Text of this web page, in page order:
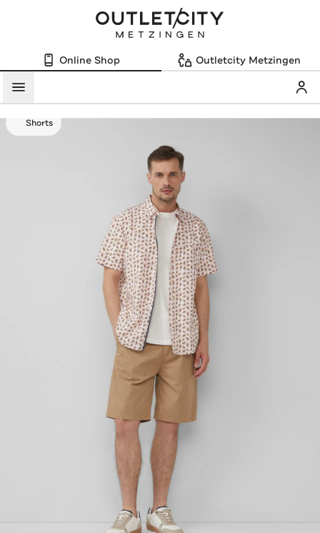
Online Shop Outletcity Metzingen
Menü
Shorts